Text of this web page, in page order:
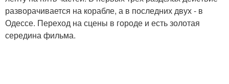
разворачивается на корабле, а в последних двух - в
Одессе. Переход на сцены в городе и есть золотая
середина фильма.